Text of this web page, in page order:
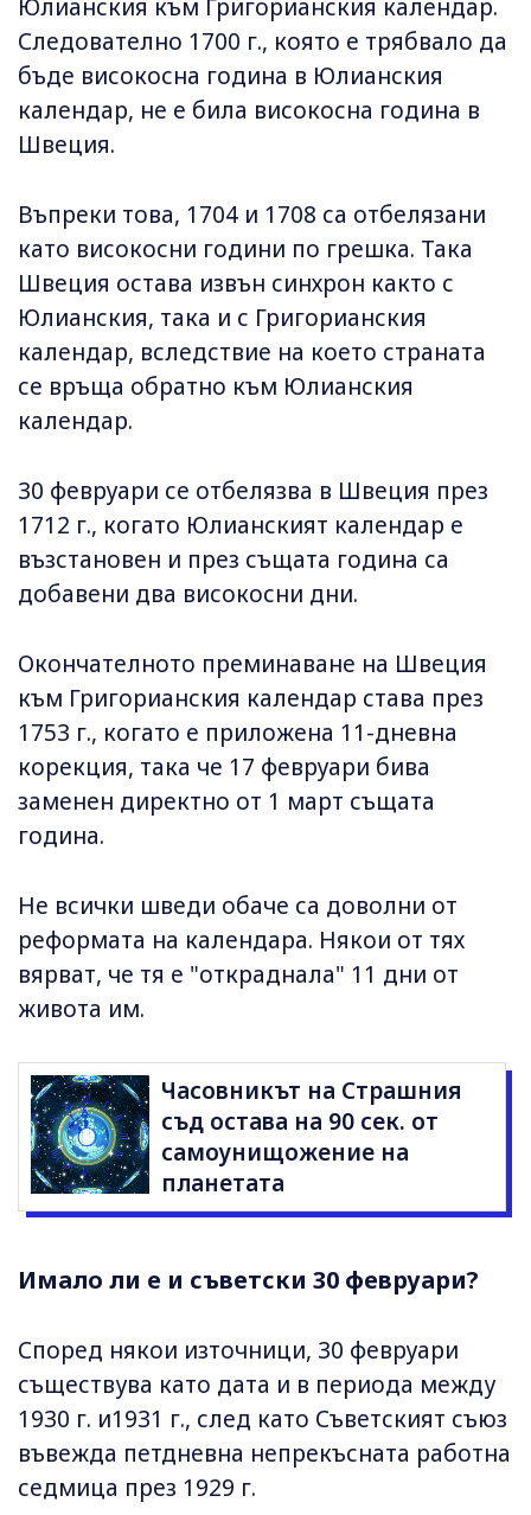
Юлианския към Григорианския календар.
Следователно 1700 г., която е трябвало да
бъде високосна година в Юлианския
календар, не е била високосна година в
Швеция.
Въпреки това, 1704 и 1708 са отбелязани
като високосни години по грешка. Така
Швеция остава извън синхрон както с
Юлианския, така и с Григорианския
календар, вследствие на което страната
се връща обратно към Юлианския
календар.
30 февруари се отбелязва в Швеция през
1712 г., когато Юлианският календар е
възстановен и през същата година са
добавени два високосни дни.
Окончателното преминаване на Швеция
към Григорианския календар става през
1753 г., когато е приложена 11-дневна
корекция, така че 17 февруари бива
заменен директно от 1 март същата
година.
Не всички шведи обаче са доволни от
реформата на календара. Някои от тях
вярват, че тя е "откраднала" 11 дни от
живота им.
Часовникът на Страшния
съд остава на 90 сек. от
самоунищожение на
планетата
Имало ли е и съветски 30 февруари?
Според някои източници, 30 февруари
съществува като дата и в периода между
1930 г. и1931 г., след като Съветският съюз
въвежда петдневна непрекъсната работна
седмица през 1929 г.